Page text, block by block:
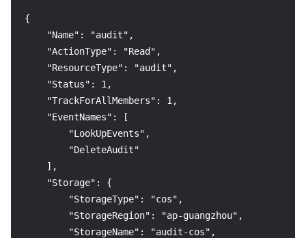
{
    "Name": "audit",
    "ActionType": "Read",
    "ResourceType": "audit",
    "Status": 1,
    "TrackForAllMembers": 1,
    "EventNames": [
        "LookUpEvents",
        "DeleteAudit"
    ],
    "Storage": {
        "StorageType": "cos",
        "StorageRegion": "ap-guangzhou",
        "StorageName": "audit-cos",